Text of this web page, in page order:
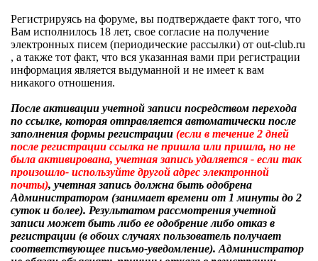
Регистрируясь на форуме, вы подтверждаете факт того, что
Вам исполнилось 18 лет, свое согласие на получение
электронных писем (периодические рассылки) от out-club.ru
, а также тот факт, что вся указанная вами при регистрации
информация является выдуманной и не имеет к вам
никакого отношения.
После активации учетной записи посредством перехода
по ссылке, которая отправляется автоматически после
заполнения формы регистрации (если в течение 2 дней
после регистрации ссылка не пришла или пришла, но не
была активирована, учетная запись удаляется - если так
произошло- используйте другой адрес электронной
почты), учетная запись должна быть одобрена
Администратором (занимает времени от 1 минуты до 2
суток и более). Результатом рассмотрения учетной
записи может быть либо ее одобрение либо отказ в
регистрации (в обоих случаях пользователь получает
соответствующее письмо-уведомление). Администратор